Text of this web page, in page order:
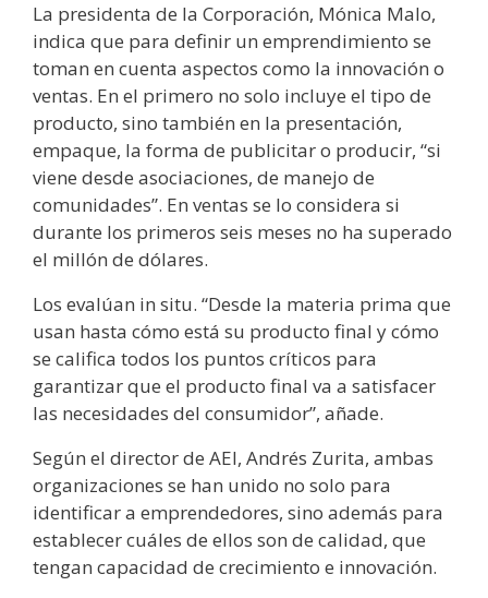
La presidenta de la Corporación, Mónica Malo,
indica que para definir un emprendimiento se
toman en cuenta aspectos como la innovación o
ventas. En el primero no solo incluye el tipo de
producto, sino también en la presentación,
empaque, la forma de publicitar o producir, “si
viene desde asociaciones, de manejo de
comunidades”. En ventas se lo considera si
durante los primeros seis meses no ha superado
el millón de dólares.
Los evalúan in situ. “Desde la materia prima que
usan hasta cómo está su producto final y cómo
se califica todos los puntos críticos para
garantizar que el producto final va a satisfacer
las necesidades del consumidor”, añade.
Según el director de AEI, Andrés Zurita, ambas
organizaciones se han unido no solo para
identificar a emprendedores, sino además para
establecer cuáles de ellos son de calidad, que
tengan capacidad de crecimiento e innovación.